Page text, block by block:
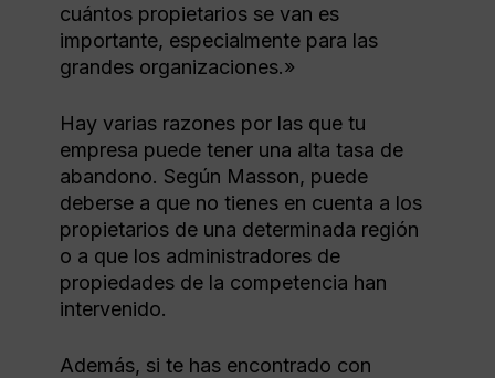
cuántos propietarios se van es
importante, especialmente para las
grandes organizaciones.»
Hay varias razones por las que tu
empresa puede tener una alta tasa de
abandono. Según Masson, puede
deberse a que no tienes en cuenta a los
propietarios de una determinada región
o a que los administradores de
propiedades de la competencia han
intervenido.
Además, si te has encontrado con